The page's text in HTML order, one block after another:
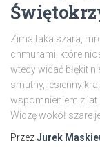
Zima taka szara,
chmurami, które
wtedy widać błękit
smutny, jesienny
wspomnieniem z lat
Widzę wokół szare
PrzezJurek